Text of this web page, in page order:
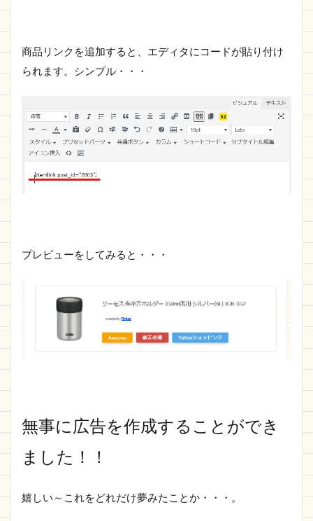
商品リンクを追加すると、エディタにコードが貼り付け
られます。シンプル・・・
プレビューをしてみると・・・
無事に広告を作成することができ
ました！！
嬉しい～これをどれだけ夢みたことか・・・。